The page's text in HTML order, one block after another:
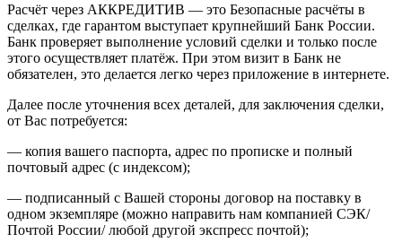
Расчёт через АККРЕДИТИВ — это Безопасные расчёты в
сделках, где гарантом выступает крупнейший Банк России.
Банк проверяет выполнение условий сделки и только после
этого осуществляет платёж. При этом визит в Банк не
обязателен, это делается легко через приложение в интернете.
Далее после уточнения всех деталей, для заключения сделки,
от Вас потребуется:
— копия вашего паспорта, адрес по прописке и полный
почтовый адрес (с индексом);
— подписанный с Вашей стороны договор на поставку в
одном экземпляре (можно направить нам компанией СЭК/
Почтой России/ любой другой экспресс почтой);